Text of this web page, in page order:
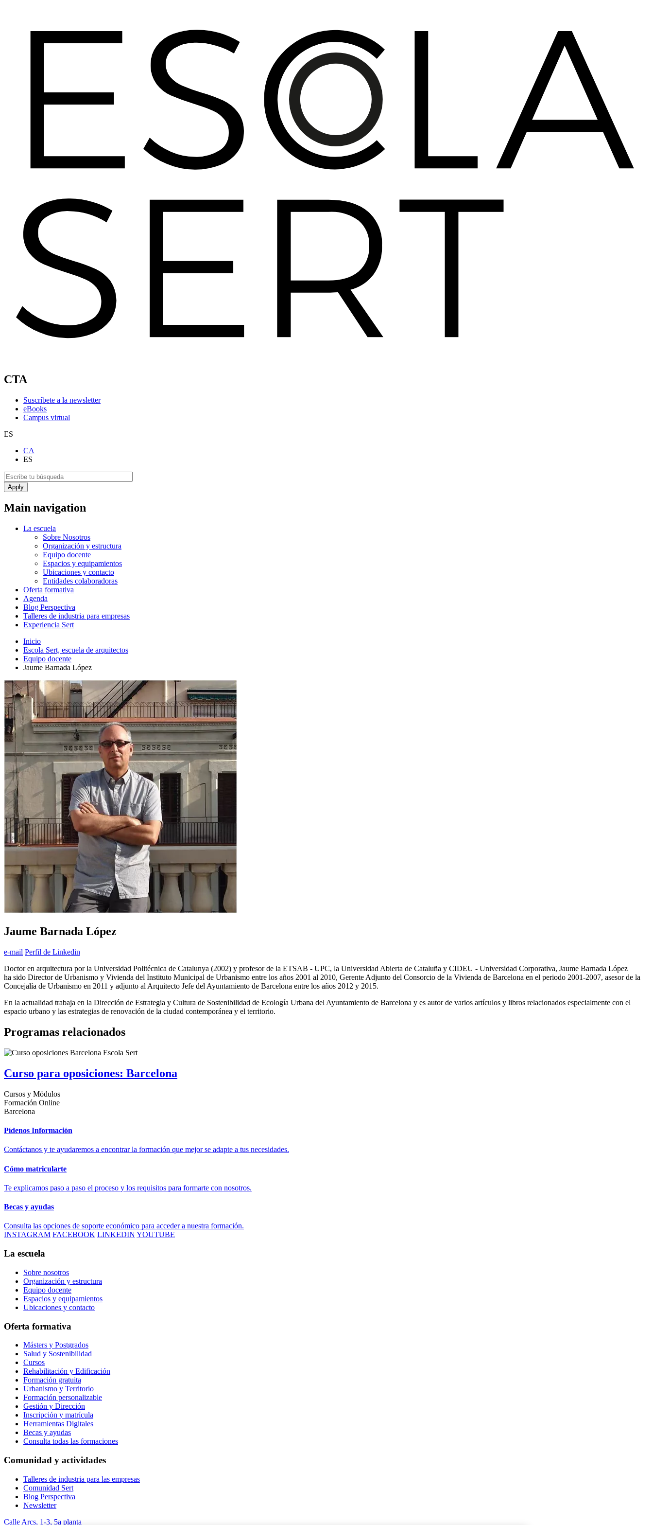
CTA
Suscríbete a la newsletter
eBooks
Campus virtual
ES
CA
ES
Main navigation
La escuela
Sobre Nosotros
Organización y estructura
Equipo docente
Espacios y equipamientos
Ubicaciones y contacto
Entidades colaboradoras
Oferta formativa
Agenda
Blog Perspectiva
Talleres de industria para empresas
Experiencia Sert
Inicio
Escola Sert, escuela de arquitectos
Equipo docente
Jaume Barnada López
Jaume Barnada López
e-mail Perfil de Linkedin
Doctor en arquitectura por la Universidad Politécnica de Catalunya (2002) y profesor de la ETSAB - UPC, la Universidad Abierta de Cataluña y CIDEU - Universidad Corporativa, Jaume Barnada López
ha sido Director de Urbanismo y Vivienda del Instituto Municipal de Urbanismo entre los años 2001 al 2010, Gerente Adjunto del Consorcio de la Vivienda de Barcelona en el periodo 2001-2007, asesor de la
Concejalía de Urbanismo en 2011 y adjunto al Arquitecto Jefe del Ayuntamiento de Barcelona entre los años 2012 y 2015.
En la actualidad trabaja en la Dirección de Estrategia y Cultura de Sostenibilidad de Ecología Urbana del Ayuntamiento de Barcelona y es autor de varios artículos y libros relacionados especialmente con el
espacio urbano y las estrategias de renovación de la ciudad contemporánea y el territorio.
Programas relacionados
Curso para oposiciones: Barcelona
Cursos y Módulos
Formación Online
Barcelona
Pídenos Información
Contáctanos y te ayudaremos a encontrar la formación que mejor se adapte a tus necesidades.
Cómo matricularte
Te explicamos paso a paso el proceso y los requisitos para formarte con nosotros.
Becas y ayudas
Consulta las opciones de soporte económico para acceder a nuestra formación.
INSTAGRAM FACEBOOK LINKEDIN YOUTUBE
La escuela
Sobre nosotros
Organización y estructura
Equipo docente
Espacios y equipamientos
Ubicaciones y contacto
Oferta formativa
Másters y Postgrados
Salud y Sostenibilidad
Cursos
Rehabilitación y Edificación
Formación gratuita
Urbanismo y Territorio
Formación personalizable
Gestión y Dirección
Inscripción y matrícula
Herramientas Digitales
Becas y ayudas
Consulta todas las formaciones
Comunidad y actividades
Talleres de industria para las empresas
Comunidad Sert
Blog Perspectiva
Newsletter
Calle Arcs, 1-3, 5a planta